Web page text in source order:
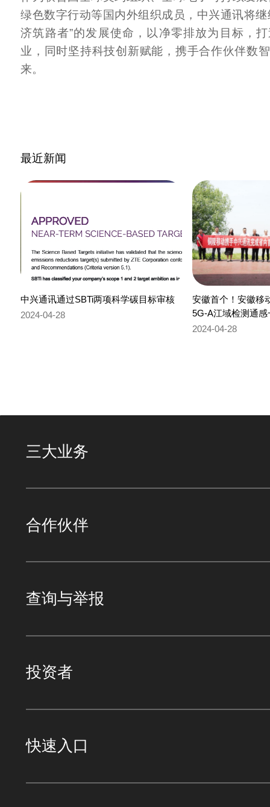
绿色数字行动等国内外组织成员，中兴通讯将继
济筑路者”的发展使命，以净零排放为目标，
业，同时坚持科技创新赋能，携手合作伙伴数
来。
最近新闻
中兴通讯通过SBTi两项科学碳目标审核
2024-04-28
安徽首个！安徽移
5G-A江域检测通
2024-04-28
三大业务
合作伙伴
查询与举报
投资者
快速入口